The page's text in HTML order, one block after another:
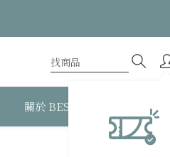
關於 BESTEA